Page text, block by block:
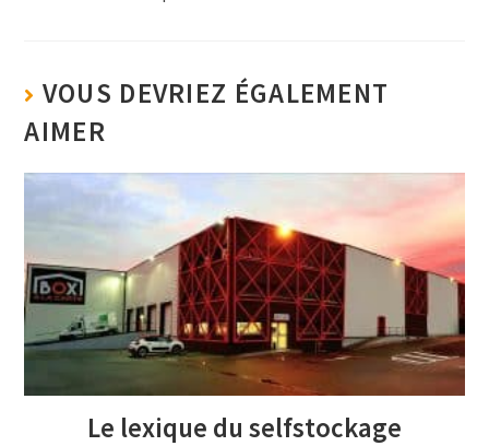
VOUS DEVRIEZ ÉGALEMENT
AIMER
Le lexique du selfstockage